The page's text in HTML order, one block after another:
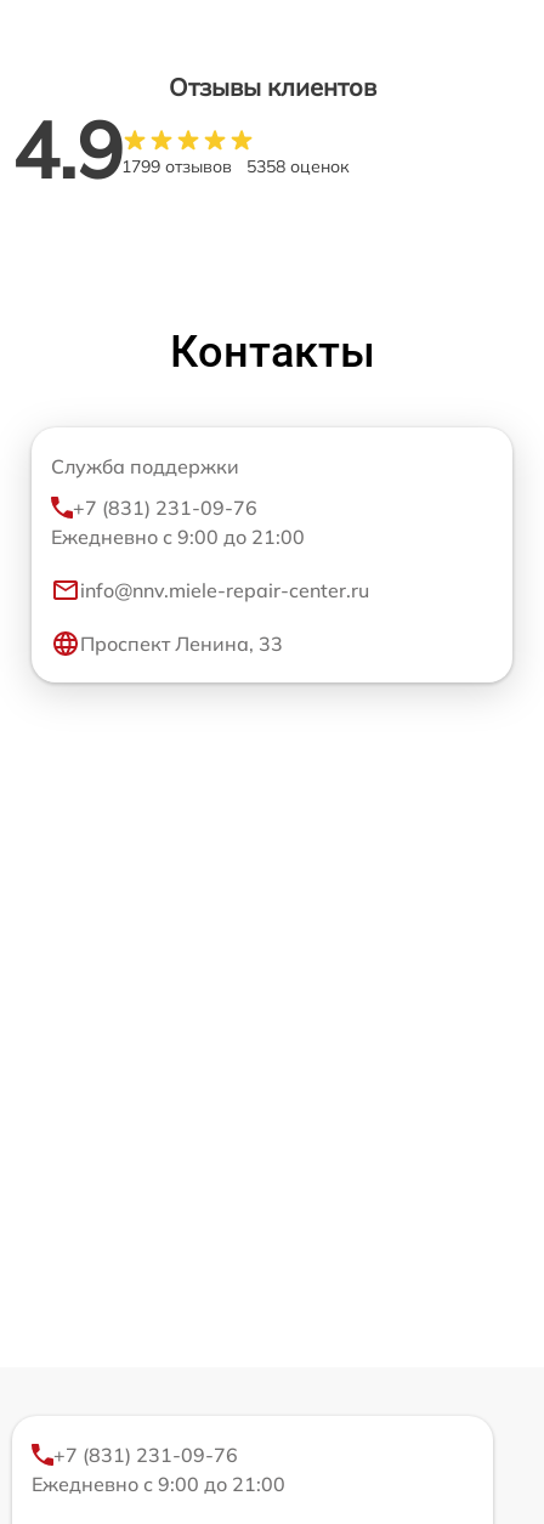
Отзывы клиентов
4.91799 отзывов 5358 оценок
Контакты
Служба поддержки
+7 (831) 231-09-76
Ежедневно с 9:00 до 21:00
info@nnv.miele-repair-center.ru
Проспект Ленина, 33
+7 (831) 231-09-76
Ежедневно с 9:00 до 21:00